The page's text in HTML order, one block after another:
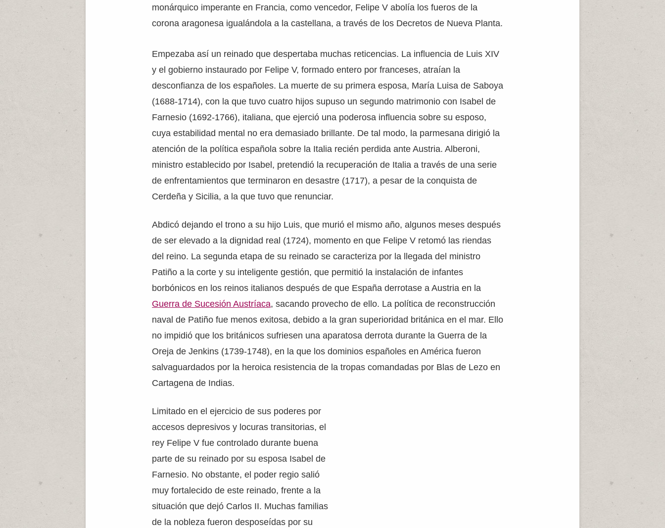
monárquico imperante en Francia, como vencedor, Felipe V abolía los fueros de la
corona aragonesa igualándola a la castellana, a través de los Decretos de Nueva Planta.
Empezaba así un reinado que despertaba muchas reticencias. La influencia de Luis XIV
y el gobierno instaurado por Felipe V, formado entero por franceses, atraían la
desconfianza de los españoles. La muerte de su primera esposa, María Luisa de Saboya
(1688-1714), con la que tuvo cuatro hijos supuso un segundo matrimonio con Isabel de
Farnesio (1692-1766), italiana, que ejerció una poderosa influencia sobre su esposo,
cuya estabilidad mental no era demasiado brillante. De tal modo, la parmesana dirigió la
atención de la política española sobre la Italia recién perdida ante Austria. Alberoni,
ministro establecido por Isabel, pretendió la recuperación de Italia a través de una serie
de enfrentamientos que terminaron en desastre (1717), a pesar de la conquista de
Cerdeña y Sicilia, a la que tuvo que renunciar.
Abdicó dejando el trono a su hijo Luis, que murió el mismo año, algunos meses después
de ser elevado a la dignidad real (1724), momento en que Felipe V retomó las riendas
del reino. La segunda etapa de su reinado se caracteriza por la llegada del ministro
Patiño a la corte y su inteligente gestión, que permitió la instalación de infantes
borbónicos en los reinos italianos después de que España derrotase a Austria en la
Guerra de Sucesión Austríaca, sacando provecho de ello. La política de reconstrucción
naval de Patiño fue menos exitosa, debido a la gran superioridad británica en el mar. Ello
no impidió que los británicos sufriesen una aparatosa derrota durante la Guerra de la
Oreja de Jenkins (1739-1748), en la que los dominios españoles en América fueron
salvaguardados por la heroica resistencia de la tropas comandadas por Blas de Lezo en
Cartagena de Indias.
Limitado en el ejercicio de sus poderes por
accesos depresivos y locuras transitorias, el
rey Felipe V fue controlado durante buena
parte de su reinado por su esposa Isabel de
Farnesio. No obstante, el poder regio salió
muy fortalecido de este reinado, frente a la
situación que dejó Carlos II. Muchas familias
de la nobleza fueron desposeídas por su